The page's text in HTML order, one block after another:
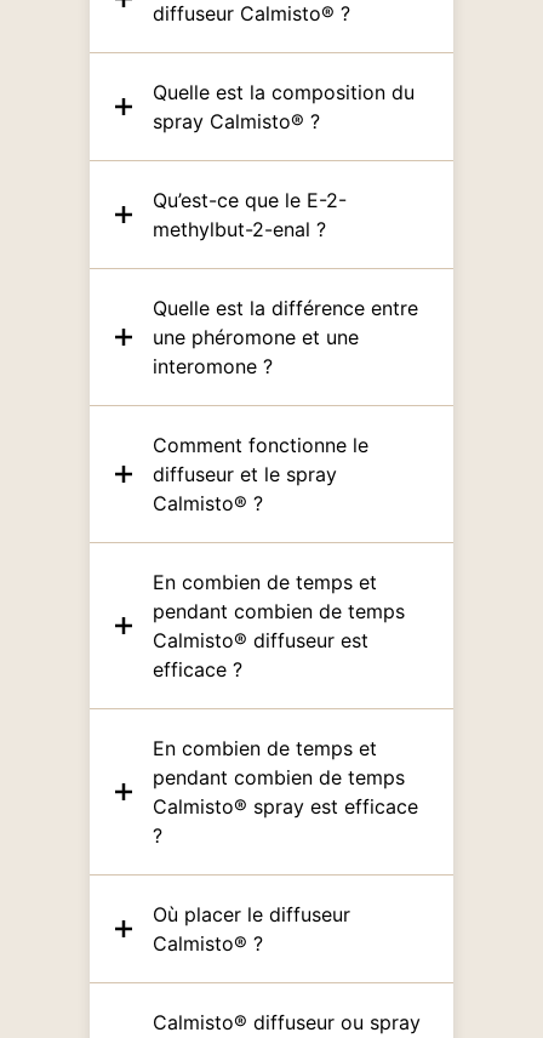
diffuseur Calmisto® ?
Quelle est la composition du
spray Calmisto® ?
Qu’est-ce que le E-2-
methylbut-2-enal ?
Quelle est la différence entre
une phéromone et une
interomone ?
Comment fonctionne le
diffuseur et le spray
Calmisto® ?
En combien de temps et
pendant combien de temps
Calmisto® diffuseur est
efficace ?
En combien de temps et
pendant combien de temps
Calmisto® spray est efficace
?
Où placer le diffuseur
Calmisto® ?
Calmisto® diffuseur ou spray